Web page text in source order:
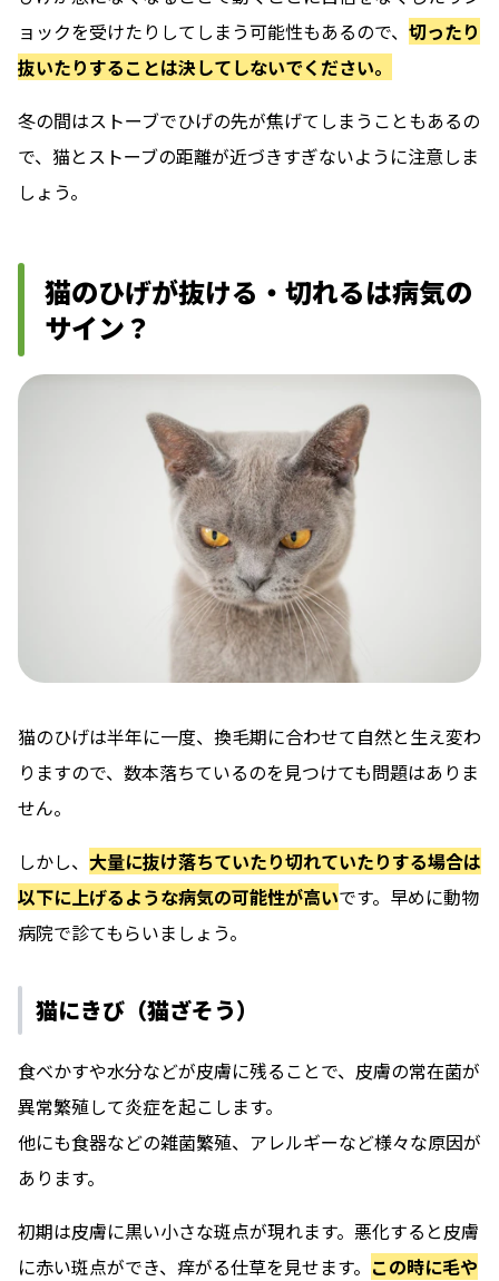
ョックを受けたりしてしまう可能性もあるので、 切ったり
抜いたりすることは決してしないでください。
冬の間はストーブでひげの先が焦げてしまうこともあるの
で、猫とストーブの距離が近づきすぎないように注意しま
しょう。
猫のひげが抜ける・切れるは病気の
サイン？
猫のひげは半年に一度、換毛期に合わせて自然と生え変わ
りますので、数本落ちているのを見つけても問題はありま
せん。
しかし、 大量に抜け落ちていたり切れていたりする場合は
以下に上げるような病気の可能性が高いです。早めに動物
病院で診てもらいましょう。
猫にきび（猫ざそう）
食べかすや水分などが皮膚に残ることで、皮膚の常在菌が
異常繁殖して炎症を起こします。
他にも食器などの雑菌繁殖、アレルギーなど様々な原因が
あります。
初期は皮膚に黒い小さな斑点が現れます。悪化すると皮膚
に赤い斑点ができ、痒がる仕草を見せます。 この時に毛や